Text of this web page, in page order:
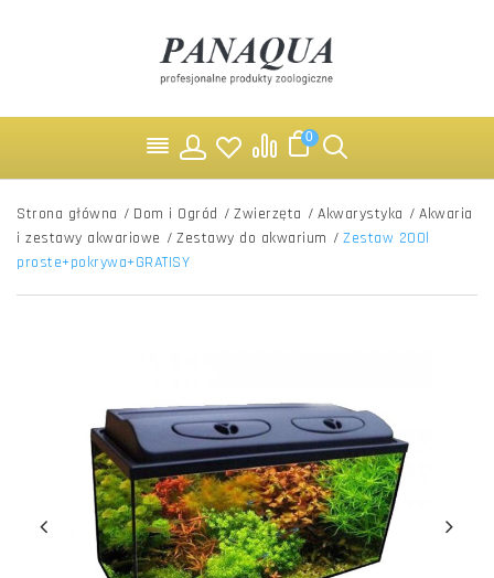
0
Strona główna / Dom i Ogród / Zwierzęta / Akwarystyka / Akwaria
i zestawy akwariowe / Zestawy do akwarium / Zestaw 200l
proste+pokrywa+GRATISY